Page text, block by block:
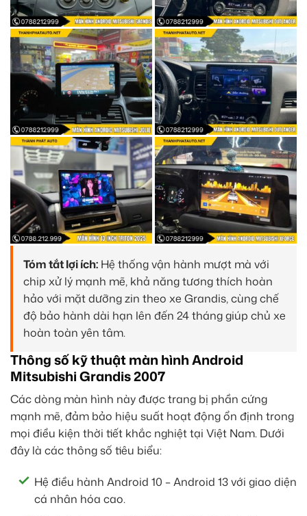
Tóm tắt lợi ích: Hệ thống vận hành mượt mà với
chip xử lý mạnh mẽ, khả năng tương thích hoàn
hảo với mặt dưỡng zin theo xe Grandis, cùng chế
độ bảo hành dài hạn lên đến 24 tháng giúp chủ xe
hoàn toàn yên tâm.
Thông số kỹ thuật màn hình Android
Mitsubishi Grandis 2007
Các dòng màn hình này được trang bị phần cứng
mạnh mẽ, đảm bảo hiệu suất hoạt động ổn định trong
mọi điều kiện thời tiết khắc nghiệt tại Việt Nam. Dưới
đây là các thông số tiêu biểu:
Hệ điều hành Android 10 – Android 13 với giao diện
cá nhân hóa cao.